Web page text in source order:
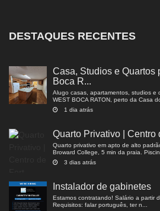
DESTAQUES RECENTES
Casa, Studios e Quartos
Boca R...
Alugo casas, apartamentos, studios e
WEST BOCA RATON, perto da Casa
1 dia atrás
Quarto Privativo | Centro
Quarto privativo em apto de alto
Broward College, 5 min da praia.
3 dias atrás
Instalador de gabinetes
Estamos contratando! Salário a partir
Requisitos: falar português, ter n...